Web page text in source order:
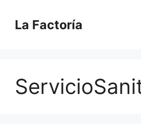
contenido
La Factoría